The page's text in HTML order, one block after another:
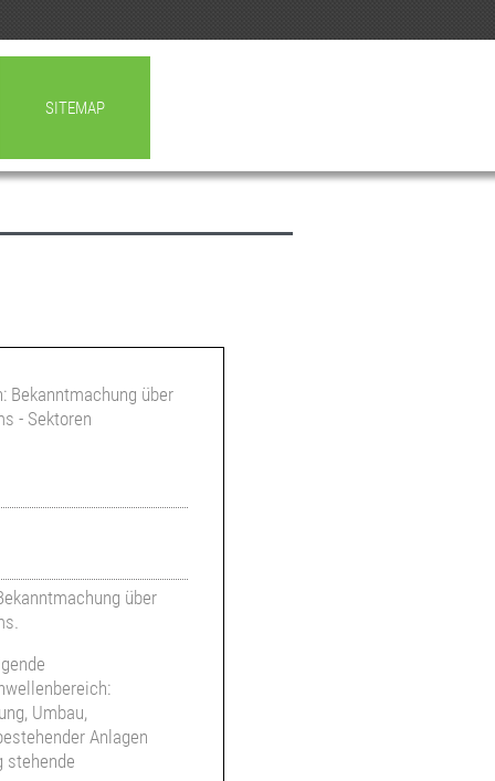
SITEMAP
Bekanntmachung über
- Sektoren
über
Umbau,
Anlagen
stehende